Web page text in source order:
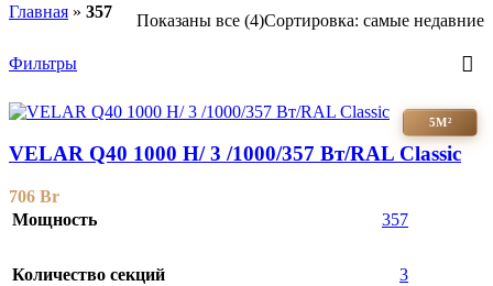
Главная » 357 Показаны все (4)Сортировка: самые недавние
Фильтры
5М²
VELAR Q40 1000 H/ 3 /1000/357 Вт/RAL Classic
706 Br
Мощность
357
Количество секций 3